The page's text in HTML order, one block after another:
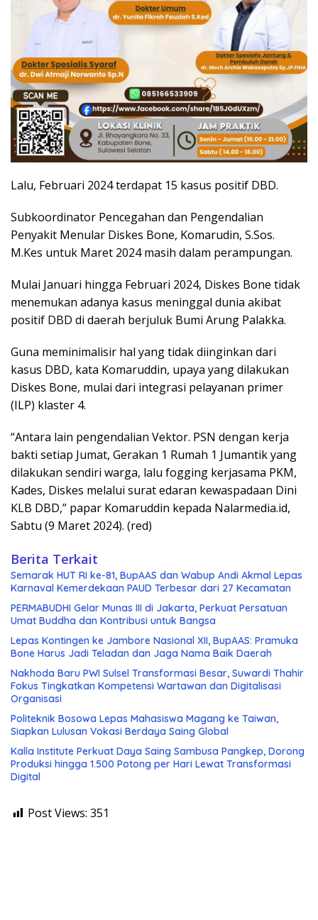
Lalu, Februari 2024 terdapat 15 kasus positif DBD.
Subkoordinator Pencegahan dan Pengendalian
Penyakit Menular Diskes Bone, Komarudin, S.Sos.
M.Kes untuk Maret 2024 masih dalam perampungan.
Mulai Januari hingga Februari 2024, Diskes Bone tidak
menemukan adanya kasus meninggal dunia akibat
positif DBD di daerah berjuluk Bumi Arung Palakka.
Guna meminimalisir hal yang tidak diinginkan dari
kasus DBD, kata Komaruddin, upaya yang dilakukan
Diskes Bone, mulai dari integrasi pelayanan primer
(ILP) klaster 4.
“Antara lain pengendalian Vektor. PSN dengan kerja
bakti setiap Jumat, Gerakan 1 Rumah 1 Jumantik yang
dilakukan sendiri warga, lalu fogging kerjasama PKM,
Kades, Diskes melalui surat edaran kewaspadaan Dini
KLB DBD,” papar Komaruddin kepada Nalarmedia.id,
Sabtu (9 Maret 2024). (red)
Berita Terkait
Semarak HUT RI ke-81, BupAAS dan Wabup Andi Akmal Lepas
Karnaval Kemerdekaan PAUD Terbesar dari 27 Kecamatan
PERMABUDHI Gelar Munas III di Jakarta, Perkuat Persatuan
Umat Buddha dan Kontribusi untuk Bangsa
Lepas Kontingen ke Jambore Nasional XII, BupAAS: Pramuka
Bone Harus Jadi Teladan dan Jaga Nama Baik Daerah
Nakhoda Baru PWI Sulsel Transformasi Besar, Suwardi Thahir
Fokus Tingkatkan Kompetensi Wartawan dan Digitalisasi
Organisasi
Politeknik Bosowa Lepas Mahasiswa Magang ke Taiwan,
Siapkan Lulusan Vokasi Berdaya Saing Global
Kalla Institute Perkuat Daya Saing Sambusa Pangkep, Dorong
Produksi hingga 1.500 Potong per Hari Lewat Transformasi
Digital
Post Views: 351